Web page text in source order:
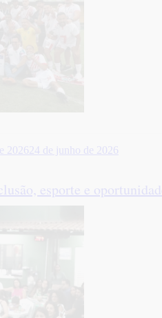
2026 24 de junho de 2026
esporte e